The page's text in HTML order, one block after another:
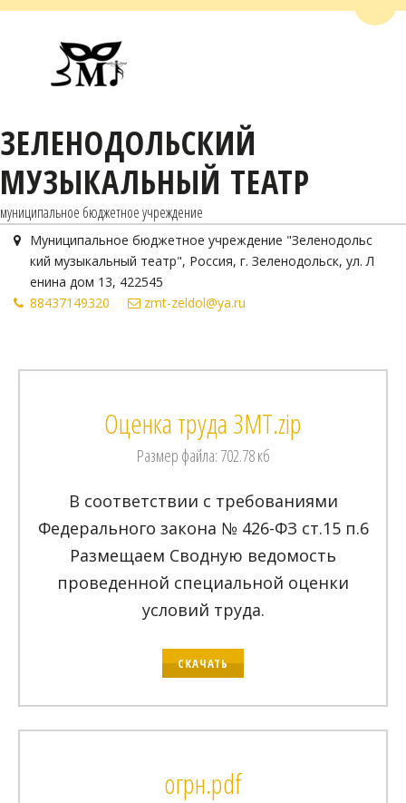
ЗЕЛЕНОДОЛЬСКИЙ
МУЗЫКАЛЬНЫЙ ТЕАТР
муниципальное бюджетное учреждение
Муниципальное бюджетное учреждение "Зеленодольс
кий музыкальный театр", Россия, г. Зеленодольск, ул. Л
енина дом 13, 422545
884371 49320 zmt-zeldol@ya.ru
Оценка труда ЗМТ.zip
Размер файла: 702.78 кб
В соответствии с требованиями
Федерального закона № 426-ФЗ ст.15 п.6
Размещаем Сводную ведомость
проведенной специальной оценки
условий труда.
СКАЧАТЬ
огрн.pdf